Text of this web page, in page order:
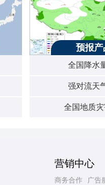
预报产
全国降水
强对流天
全国地质
营销中心
商务合作
广告